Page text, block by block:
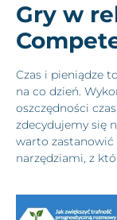
Gry w
Czas i pieniądze
na co dzień.
oszczędności
zdecydujemy się
warto zastanowić
narzędziami, z